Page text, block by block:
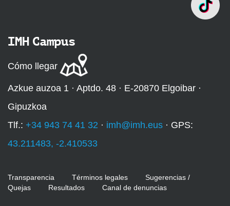
IMH Campus
Cómo llegar
Azkue auzoa 1 · Aptdo. 48 · E-20870 Elgoibar ·
Gipuzkoa
Tlf.: +34 943 74 41 32 · imh@imh.eus · GPS:
43.211483, -2.410533
Transparencia Términos legales
Sugerencias /
Quejas
Resultados Canal de denuncias